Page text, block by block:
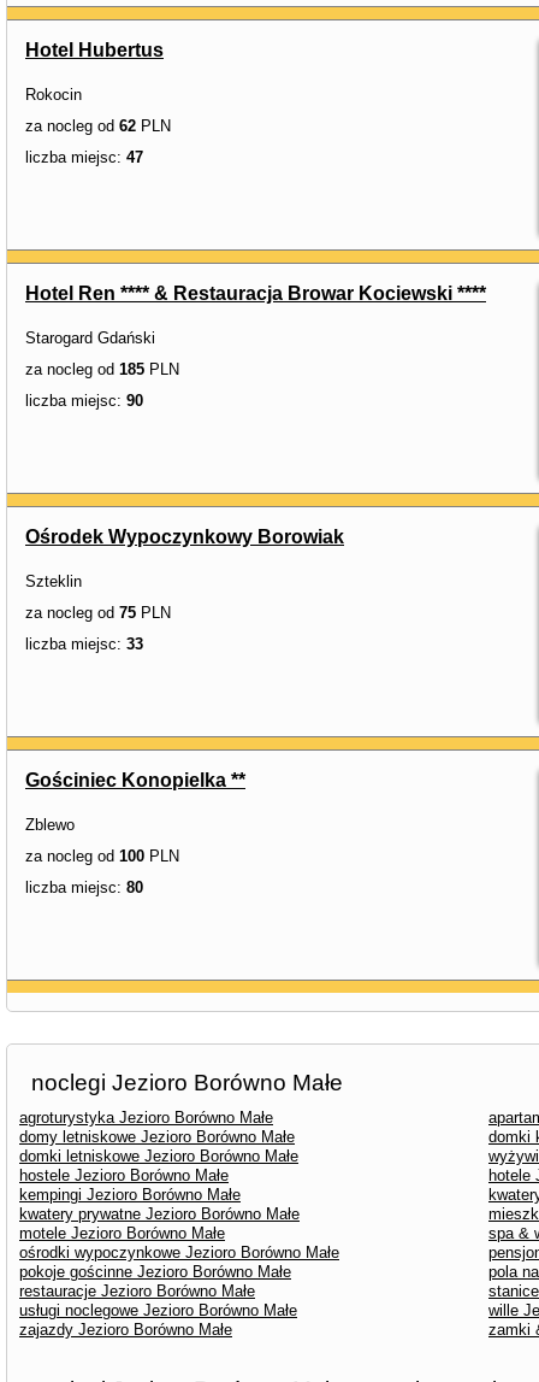
Hotel Hubertus
Rokocin
za nocleg od 62 PLN
liczba miejsc: 47
Hotel Ren **** & Restauracja Browar Kociewski ****
Starogard Gdański
za nocleg od 185 PLN
liczba miejsc: 90
Ośrodek Wypoczynkowy Borowiak
Szteklin
za nocleg od 75 PLN
liczba miejsc: 33
Gościniec Konopielka **
Zblewo
za nocleg od 100 PLN
liczba miejsc: 80
noclegi Jezioro Borówno Małe
agroturystyka Jezioro Borówno Małe
domy letniskowe Jezioro Borówno Małe
domki
domki letniskowe Jezioro Borówno Małe
hostele Jezioro Borówno Małe
hotele
kempingi Jezioro Borówno Małe
kwatery prywatne Jezioro Borówno Małe
motele Jezioro Borówno Małe
spa &
ośrodki wypoczynkowe Jezioro Borówno Małe
pokoje gościnne Jezioro Borówno Małe
pola
restauracje Jezioro Borówno Małe
usługi noclegowe Jezioro Borówno Małe
wille
zajazdy Jezioro Borówno Małe
zamki